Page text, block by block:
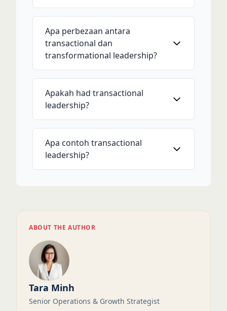
Apa perbezaan antara
transactional dan
transformational leadership?
Apakah had transactional
leadership?
Apa contoh transactional
leadership?
ABOUT THE AUTHOR
Tara Minh
Senior Operations & Growth Strategist